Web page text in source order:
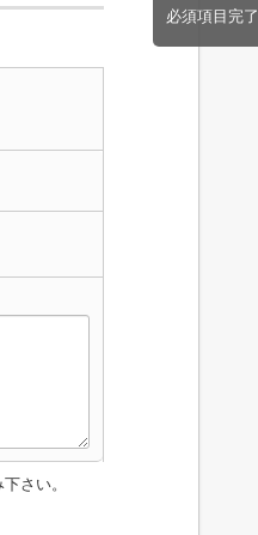
必須項目完了
さい。